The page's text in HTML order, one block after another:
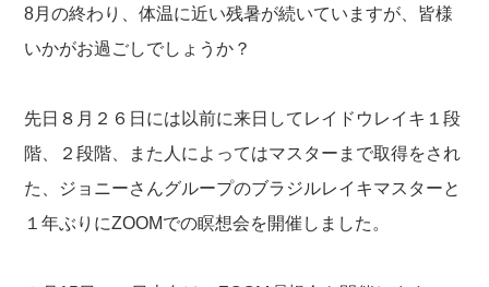
8月の終わり、体温に近い残暑が続いていますが、皆様
いかがお過ごしでしょうか？
先日８月２６日には以前に来日してレイドウレイキ１段
階、２段階、また人によってはマスターまで取得をされ
た、ジョニーさんグループのブラジルレイキマスターと
１年ぶりにZOOMでの瞑想会を開催しました。